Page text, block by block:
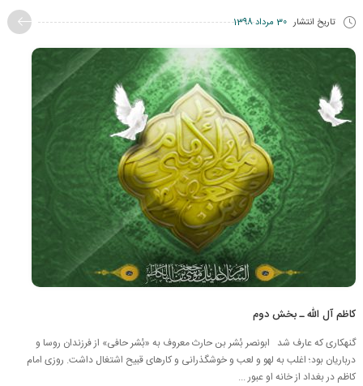
تاریخ انتشار 30 مرداد 1398
کاظم آل الله ـ بخش دوم
گنهکاری که عارف شد ابونصر بُشر بن حارث معروف به «بُشر حافی» از فرزندان روسا و
درباریان بود؛ اغلب به لهو و لعب و خوشگذرانی و کارهای قبیح اشتغال داشت. روزی امام
کاظم در بغداد از خانه او عبور ...